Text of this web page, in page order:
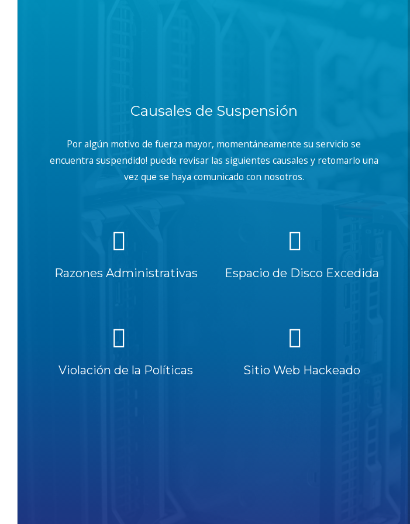
Causales de Suspensión
Por algún motivo de fuerza mayor, momentáneamente su servicio se
encuentra suspendido! puede revisar las siguientes causales y retomarlo una
vez que se haya comunicado con nosotros.
Razones Administrativas Espacio de Disco Excedida
Violación de la Políticas Sitio Web Hackeado